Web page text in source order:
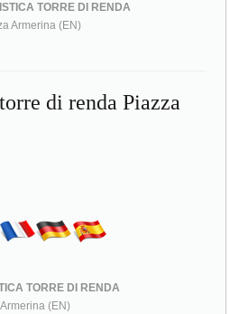
TORRE DI RENDA
Armerina (EN)
di renda Piazza
TORRE DI RENDA
(EN)